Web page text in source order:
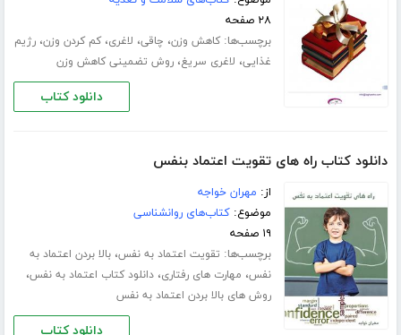
۲۸ صفحه
برچسب‌ها:کاهش وزن، چاقی، لاغری،کم کردن وزن،رژیم
غذایی، لاغری سریغ،روش تضمینی کاهش وزن
دانلود کتاب
دانلود کتاب راه های تقویت اعتماد بنفس
از: مهران خواجه
موضوع:کتاب‌های روانشناسی
۱۹ صفحه
برچسب‌ها: تقویت اعتماد به نفس،بالا بردن اعتماد به
نفس، مهارت های رفتاری،دانلود کتاب اعتماد به نفس،
روش های بالا بردن اعتماد به نفس
دانلود کتاب